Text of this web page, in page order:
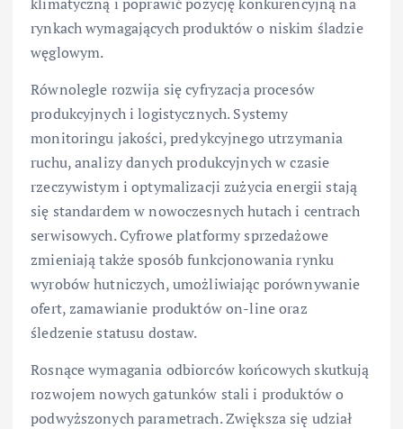
rynkach wymagających produktów o niskim śladzie
węglowym.
Równolegle rozwija się cyfryzacja procesów
produkcyjnych i logistycznych. Systemy
monitoringu jakości, predykcyjnego utrzymania
ruchu, analizy danych produkcyjnych w czasie
rzeczywistym i optymalizacji zużycia energii stają
się standardem w nowoczesnych hutach i centrach
serwisowych. Cyfrowe platformy sprzedażowe
zmieniają także sposób funkcjonowania rynku
wyrobów hutniczych, umożliwiając porównywanie
ofert, zamawianie produktów on-line oraz
śledzenie statusu dostaw.
Rosnące wymagania odbiorców końcowych skutkują
rozwojem nowych gatunków stali i produktów o
podwyższonych parametrach. Zwiększa się udział